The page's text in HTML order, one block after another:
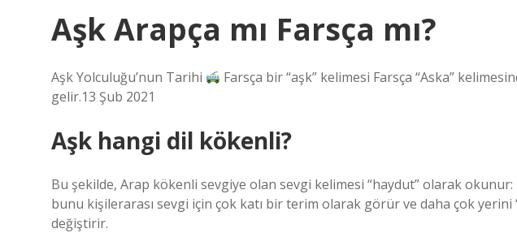
Aşk Arapça mı Farsça mı?
Aşk Yolculuğu’nun Tarihi
Farsça bir “aşk” kelimesi Farsça “Aska”
gelir.13 Şub 2021
Aşk hangi dil kökenli?
Bu şekilde, Arap kökenli sevgiye olan sevgi kelimesi “haydut” olarak okunur: عشق). Bununla birlikte, çoğu insan
bunu kişilerarası sevgi için çok katı bir terim olarak görür ve daha çok yerini
değiştirir.